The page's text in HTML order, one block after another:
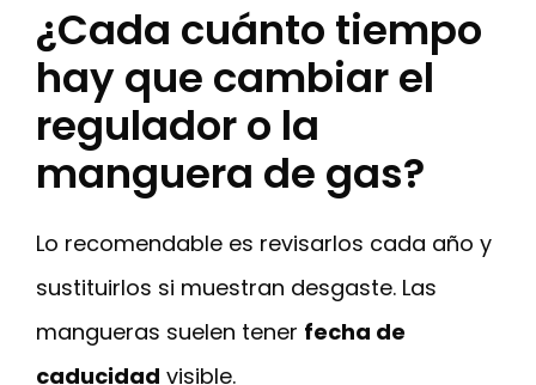
¿Cada cuánto tiempo
hay que cambiar el
regulador o la
manguera de gas?
Lo recomendable es revisarlos cada año y
sustituirlos si muestran desgaste. Las
mangueras suelen tener fecha de
caducidad visible.